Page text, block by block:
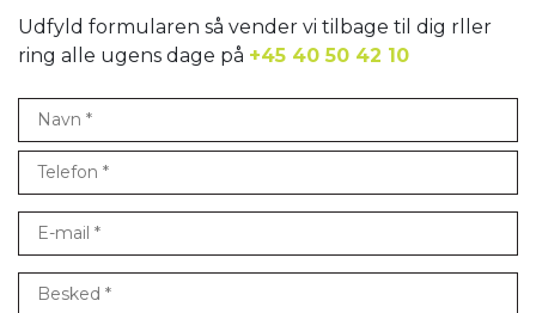
Udfyld formularen så vender vi tilbage til dig rller
ring alle ugens dage på +45 40 50 42 10